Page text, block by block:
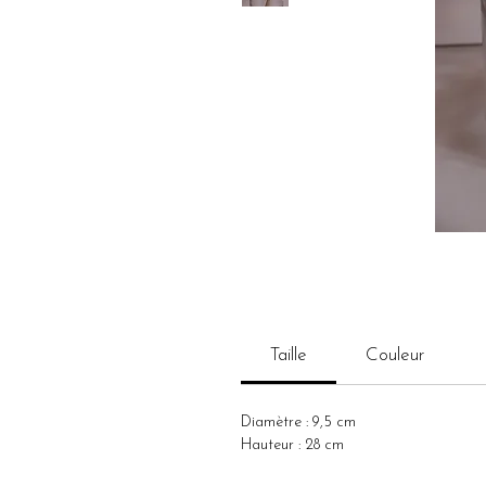
Taille Couleur
Diamètre : 9,5 cm
Hauteur : 28 cm